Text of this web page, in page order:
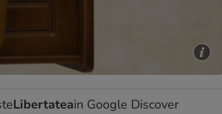
Libertateain Google Discover